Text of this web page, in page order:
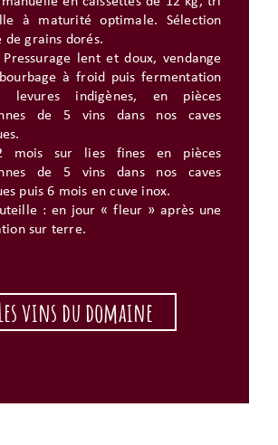
à maturité optimale. Sélection
de grains dorés.
lent et doux, vendange
à froid puis fermentation
levures indigènes, en pièces
de 5 vins dans nos caves
mois sur lies fines en pièces
de 5 vins dans nos caves
puis 6 mois en cuve inox.
: en jour « fleur » après une
sur terre.
vins du domaine